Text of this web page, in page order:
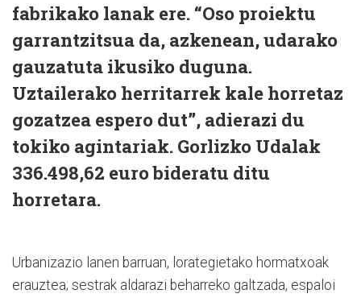
fabrikako lanak ere. “Oso proiektu
garrantzitsua da, azkenean, udarako
gauzatuta ikusiko duguna.
Uztailerako herritarrek kale horretaz
gozatzea espero dut”, adierazi du
tokiko agintariak. Gorlizko Udalak
336.498,62 euro bideratu ditu
horretara.
Urbanizazio lanen barruan, lorategietako hormatxoak
erauztea; sestrak aldarazi beharreko galtzada, espaloi